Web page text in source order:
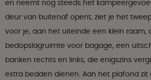
en neemt nog steeds het
deur van buitenaf opent, ziet je het
voor je, aan het uiteinde een klein raam,
bedopslagruimte voor bagage, een
banken rechts en links, die enigszins
extra bedden dienen. Aan het plafond